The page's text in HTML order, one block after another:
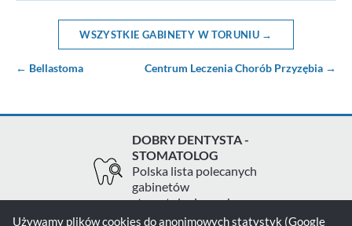
WSZYSTKIE GABINETY W TORUNIU →
← Bellastoma Centrum Leczenia Chorób Przyzębia →
DOBRY DENTYSTA -
STOMATOLOG
Polska lista polecanych
gabinetów
stomatologicznych
Używamy plików cookies do anonimowych statystyk (Google